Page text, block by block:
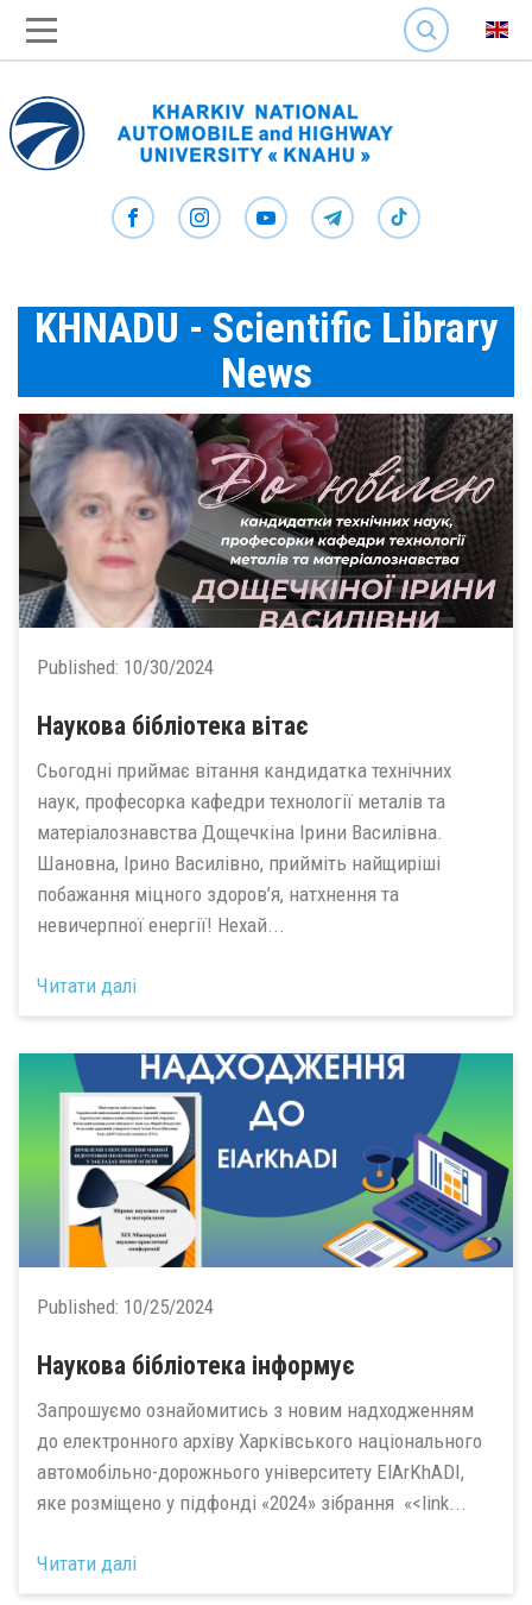
SEARCH
KHNADU - Scientific Library
News
Published: 10/30/2024
Наукова бібліотека вітає
Сьогодні приймає вітання кандидатка технічних
наук, професорка кафедри технології металів та
матеріалознавства Дощечкіна Ірини Василівна.
Шановна, Ірино Василівно, прийміть найщиріші
побажання міцного здоров’я, натхнення та
невичерпної енергії! Нехай...
Читати далі
Published: 10/25/2024
Наукова бібліотека інформує
Запрошуємо ознайомитись з новим надходженням
до електронного архіву Харківського національного
автомобільно-дорожнього університету ElArKhADI,
яке розміщено у підфонді «2024» зібрання «<link...
Читати далі